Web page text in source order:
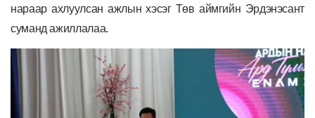
нараар ахлуулсан ажлын хэсэг Төв аймгийн Эрдэнэсант
суманд ажиллалаа.